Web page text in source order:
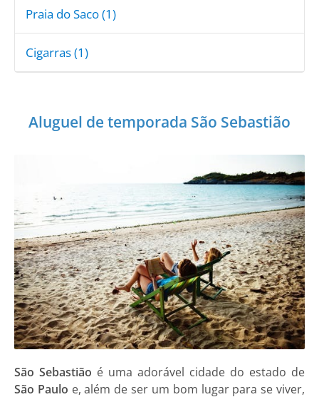
Praia do Saco (1)
Cigarras (1)
Aluguel de temporada São Sebastião
São Sebastião é uma adorável cidade do estado de
São Paulo e, além de ser um bom lugar para se viver,